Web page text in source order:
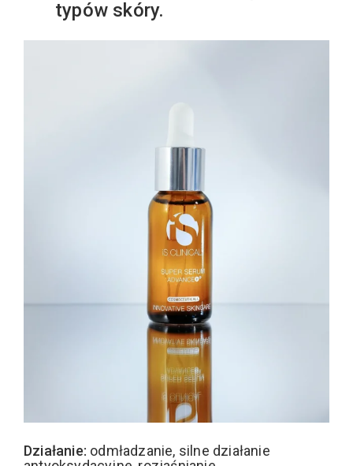
typów skóry.
Działanie: odmładzanie, silne działanie